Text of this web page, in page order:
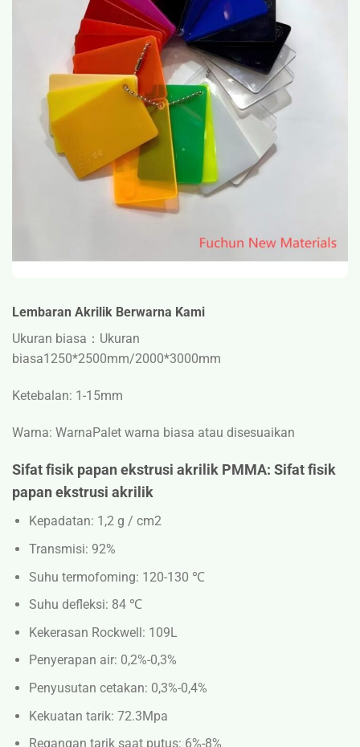
Lembaran Akrilik Berwarna Kami
Ukuran biasa：Ukuran
biasa1250*2500mm/2000*3000mm
Ketebalan: 1-15mm
Warna: WarnaPalet warna biasa atau disesuaikan
Sifat fisik papan ekstrusi akrilik PMMA: Sifat fisik
papan ekstrusi akrilik
Kepadatan: 1,2 g / cm2
Transmisi: 92%
Suhu termofoming: 120-130 ℃
Suhu defleksi: 84 ℃
Kekerasan Rockwell: 109L
Penyerapan air: 0,2%-0,3%
Penyusutan cetakan: 0,3%-0,4%
Kekuatan tarik: 72.3Mpa
Regangan tarik saat putus: 6%-8%